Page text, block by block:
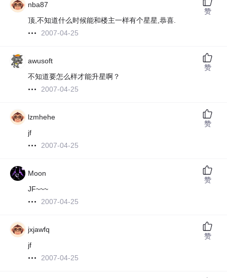
nba87
顶,不知道什么时候能和楼主一样有个星星,恭喜.
2007-04-25
赞
awusoft
不知道要怎么样才能升星啊？
2007-04-25
赞
lzmhehe
jf
2007-04-25
赞
Moon
JF~~~
2007-04-25
赞
jxjawfq
jf
2007-04-25
赞